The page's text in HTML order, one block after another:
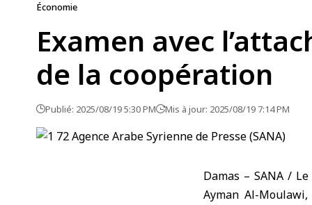
Économie
Examen avec
de la coopération
Publié: 2025/08/19 5:30 PM Mis à jour: 2025/08/19 7:14 PM
Damas – SANA /
Ayman Al-